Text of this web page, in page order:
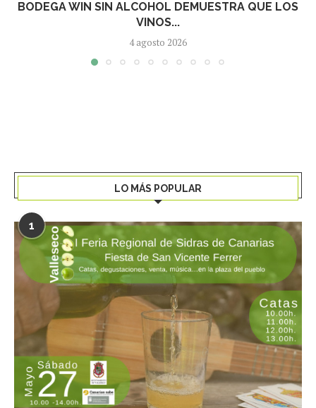
BODEGA WIN SIN ALCOHOL DEMUESTRA QUE LOS
VINOS...
4 agosto 2026
LO MÁS POPULAR
1